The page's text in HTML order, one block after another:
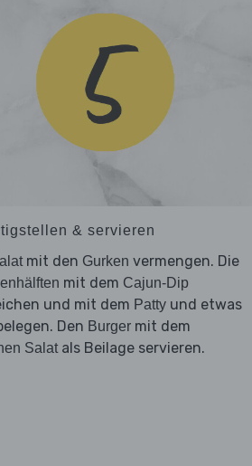
& servieren
mit den Gurken vermengen. Die
mit dem Cajun-Dip
und mit dem Pattyund etwas
Den Burgermit dem
Salatals Beilage servieren.